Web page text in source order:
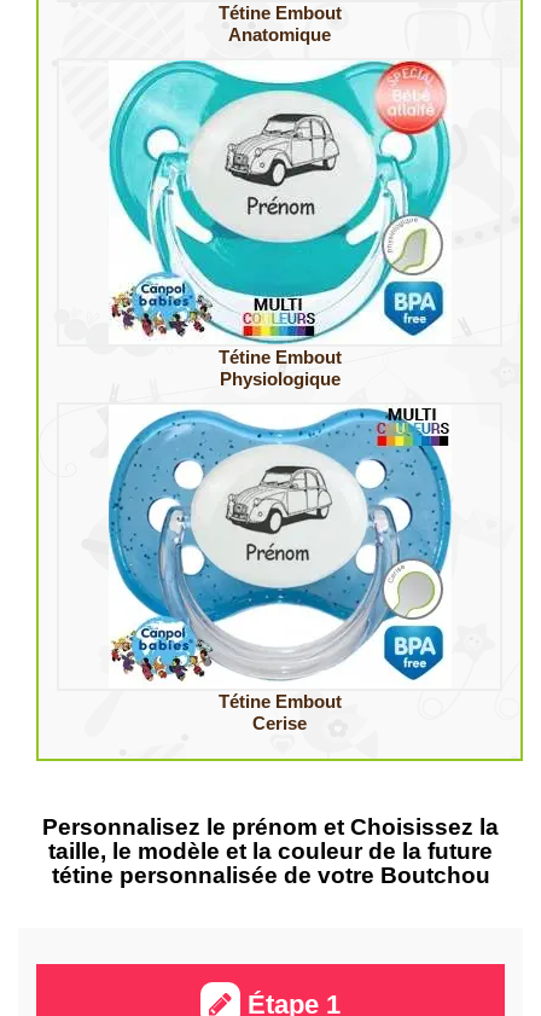
Tétine Embout
Anatomique
Tétine Embout
Physiologique
Tétine Embout
Cerise
Personnalisez le prénom et Choisissez la
taille, le modèle et la couleur de la future
tétine personnalisée de votre Boutchou
Étape 1